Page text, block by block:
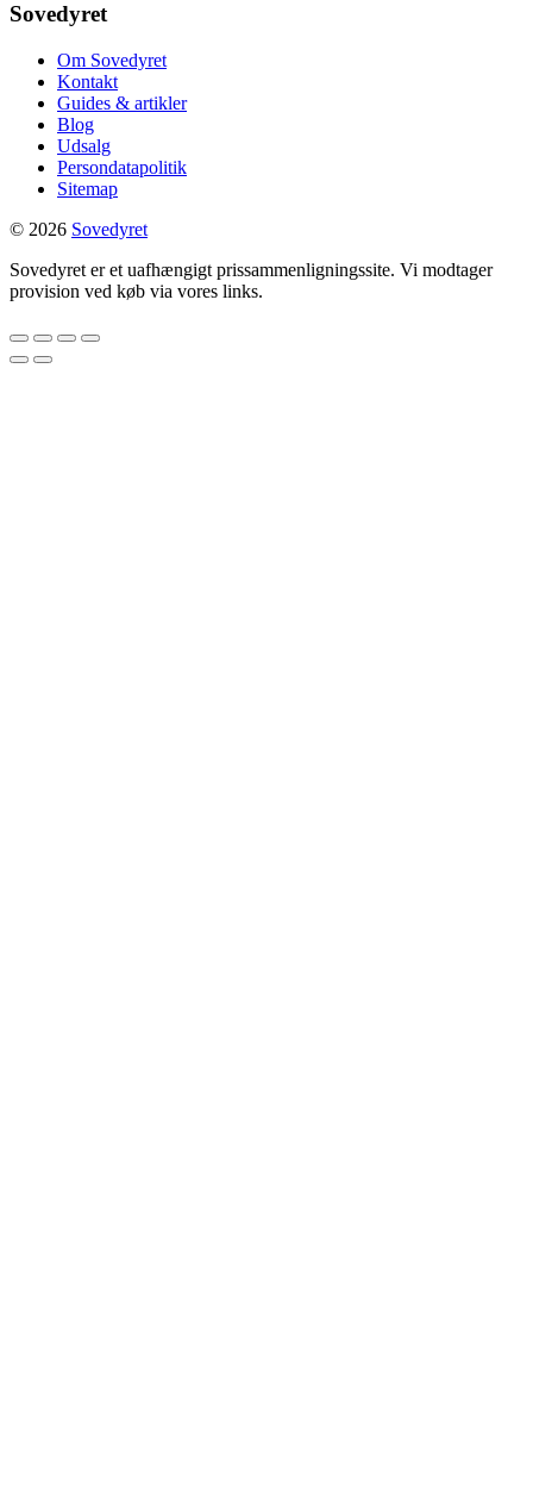
Sovedyret
Om Sovedyret
Kontakt
Guides & artikler
Blog
Udsalg
Persondatapolitik
Sitemap
© 2026 Sovedyret
Sovedyret er et uafhængigt prissammenligningssite. Vi modtager
provision ved køb via vores links.